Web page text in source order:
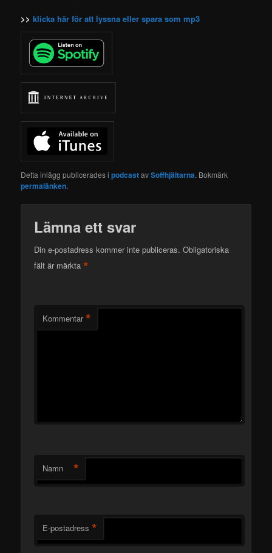
>> klicka här för att lyssna eller spara som mp3
Detta inlägg publicerades ipodcastavSoffhjältarna. Bokmärk
permalänken.
Lämna ett svar
Din e-postadress kommer inte publiceras. Obligatoriska
fält är märkta*
Kommentar *
Namn *
E-postadress *